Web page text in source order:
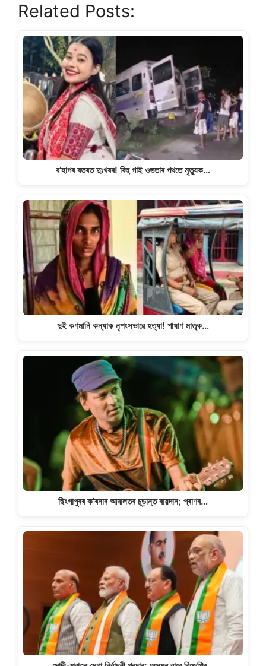
at
s
A
p
p
c
e
b
o
o
k
e
gr
a
m
y
n
k
e
Related Posts:
ব’হাগৰ বতৰত দুঃখবৰ! বিহু গাই ওভতাৰ পথতে মৃত্যুক…
দুই কণমানি কন্যাক নৃশংসভাৱে হত্যা! পাষাণ মাতৃক…
ছিংগাপুৰৰ ক'ৰনাৰ আদালতৰ চূড়ান্ত ৰায়দান; প্ৰাণৰ…